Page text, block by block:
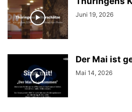
Juni 19, 2026
Der Mai ist
Mai 14, 2026